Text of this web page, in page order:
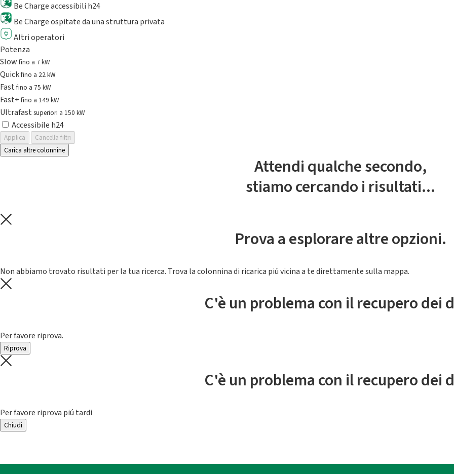
Be Charge accessibili h24
Be Charge ospitate da una struttura privata
Altri operatori
Potenza
Slowfino a 7 kW
Quickfino a 22 kW
Fastfino a 75 kW
Fast+fino a 149 kW
Ultrafast superiori a 150 kW
Accessibile h24
Applica
Cancella filtri
Carica altre colonnine
Attendi qualche secondo,
stiamo cercando i risultati...
Prova a esplorare altre opzioni.
Non abbiamo trovato risultati per la tua ricerca. Trova la colonnina di ricarica piú vicina a te direttamente sulla mappa.
C'è un problema con il recupero dei
Per favore riprova.
Riprova
C'è un problema con il recupero dei
Per favore riprova piú tardi
Chiudi